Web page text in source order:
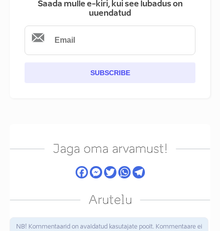
Saada mulle e-kiri, kui see lubadus on
uuendatud
SUBSCRIBE
Jaga oma arvamust!
Arutelu
NB! Kommentaarid on avaldatud kasutajate poolt. Kommentaare ei